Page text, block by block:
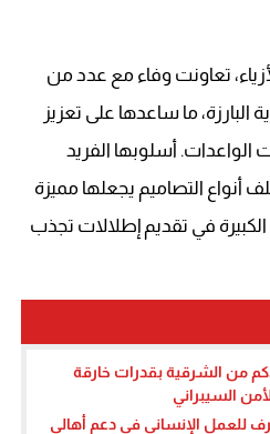
تعاونت وفاء مع عدد من
البارزة، ما ساعدها على تعزيز
الواعدات. أسلوبها الفريد
أنواع التصاميم يجعلها مميزة
الكبيرة في تقديم إطلالات تجذب
من الشرقية بقدرات خارقة
السيبراني
الإنساني في دعم أهالي